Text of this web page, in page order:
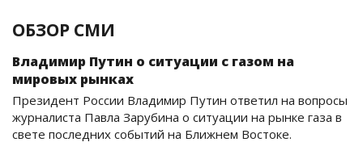
ОБЗОР СМИ
Владимир Путин о ситуации с газом на
мировых рынках
Президент России Владимир Путин ответил на вопросы
журналиста Павла Зарубина о ситуации на рынке газа в
свете последних событий на Ближнем Востоке.